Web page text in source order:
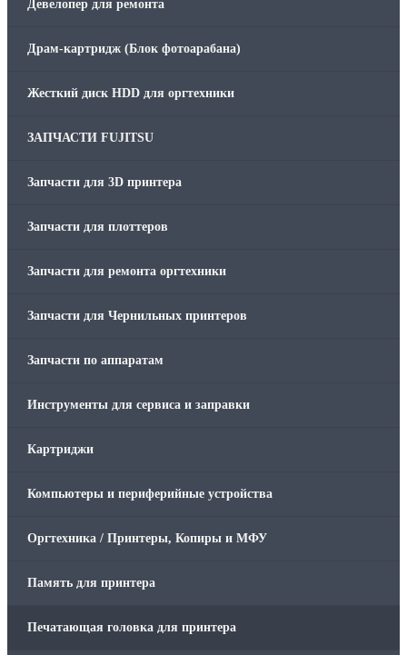
Девелопер для ремонта
Драм-картридж (Блок фотоарабана)
Жесткий диск HDD для оргтехники
ЗАПЧАСТИ FUJITSU
Запчасти для 3D принтера
Запчасти для плоттеров
Запчасти для ремонта оргтехники
Запчасти для Чернильных принтеров
Запчасти по аппаратам
Инструменты для сервиса и заправки
Картриджи
Компьютеры и периферийные устройства
Оргтехника / Принтеры, Копиры и МФУ
Память для принтера
Печатающая головка для принтера